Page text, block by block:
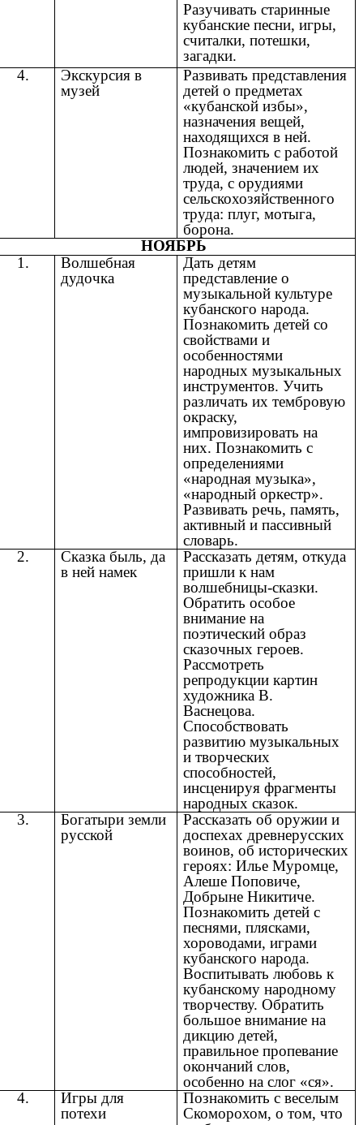
Разучивать старинные
кубанские песни, игры,
считалки, потешки,
загадки.
4.
Экскурсия в
музей
Развивать представления
детей о предметах
«кубанской избы»,
назначения вещей,
находящихся в ней.
Познакомить с работой
людей, значением их
труда, с орудиями
сельскохозяйственного
труда: плуг, мотыга,
борона.
НОЯБРЬ
1.
Волшебная
дудочка
Дать детям
представление о
музыкальной культуре
кубанского народа.
Познакомить детей со
свойствами и
особенностями
народных музыкальных
инструментов. Учить
различать их тембровую
окраску,
импровизировать на
них. Познакомить с
определениями
«народная музыка»,
«народный оркестр».
Развивать речь, память,
активный и пассивный
словарь.
2.
Сказка быль, да
в ней намек
Рассказать детям, откуда
пришли к нам
волшебницы-сказки.
Обратить особое
внимание на
поэтический образ
сказочных героев.
Рассмотреть
репродукции картин
художника В.
Васнецова.
Способствовать
развитию музыкальных
и творческих
способностей,
инсценируя фрагменты
народных сказок.
3.
Богатыри земли
русской
Рассказать об оружии и
доспехах древнерусских
воинов, об исторических
героях: Илье Муромце,
Алеше Поповиче,
Добрыне Никитиче.
Познакомить детей с
песнями, плясками,
хороводами, играми
кубанского народа.
Воспитывать любовь к
кубанскому народному
творчеству. Обратить
большое внимание на
дикцию детей,
правильное пропевание
окончаний слов,
особенно на слог «ся».
4.
Игры для
потехи
Познакомить с веселым
Скоморохом, о том, что